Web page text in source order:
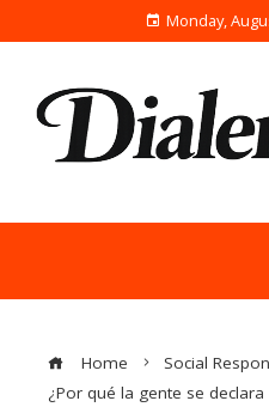
Monday,
Home
Social
¿Por qué la gente se